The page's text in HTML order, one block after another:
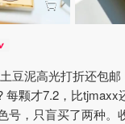
豆泥高光打折还包
每颗才7.2，比tjmaxx
号，只盲买了两种。